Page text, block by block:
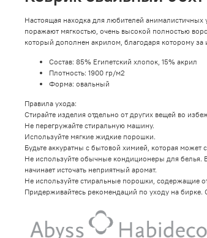
Настоящая находка для любителей
поражают мягкостью, очень высокой полностью
который дополнен акрилом, благодаря которому
Состав: 85% Египетский хлопок, 15% акрил
Плотность: 1900 гр/м2
Форма: овальный
Правила ухода:
Стирайте изделия отдельно от других вещей во
Не перегружайте стиральную машину.
Используйте мягкие жидкие порошки.
Будьте аккуратны с бытовой химией, которая
Не используйте обычные кондиционеры для белья.
начинает источать неприятный аромат.
Не используйте стиральные порошки, содержащие
Придерживайтесь рекомендаций по уходу на